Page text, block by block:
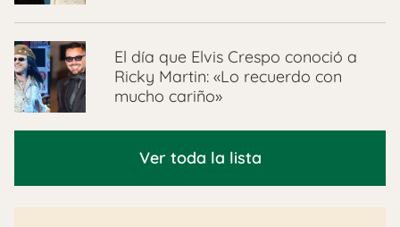
El día que Elvis Crespo conoció a
Ricky Martin: «Lo recuerdo con
mucho cariño»
Ver toda la lista